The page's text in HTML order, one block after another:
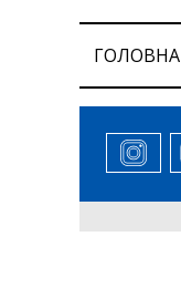
ГОЛОВНА